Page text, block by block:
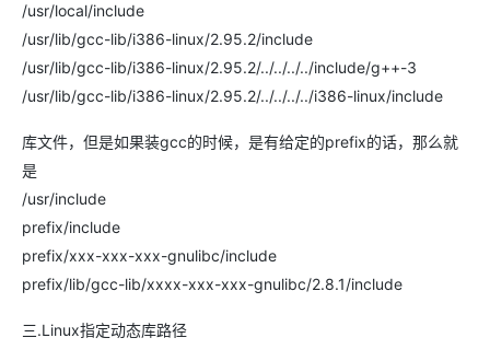
/usr/local/include
/usr/lib/gcc-lib/i386-linux/2.95.2/include
/usr/lib/gcc-lib/i386-linux/2.95.2/../../../../include/g++-3
/usr/lib/gcc-lib/i386-linux/2.95.2/../../../../i386-linux/include
库文件，但是如果装gcc的时候，是有给定的prefix的话，那么就
是
/usr/include
prefix/include
prefix/xxx-xxx-xxx-gnulibc/include
prefix/lib/gcc-lib/xxxx-xxx-xxx-gnulibc/2.8.1/include
三.Linux指定动态库路径